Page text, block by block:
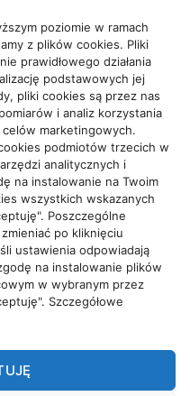
poziomie w ramach
z plików cookies. Pliki
prawidłowego działania
podstawowych jej
pliki cookies są przez nas
i analiz korzystania
marketingowych.
podmiotów trzecich w
analitycznych i
na instalowanie na Twoim
wszystkich wskazanych
Poszczególne
po kliknięciu
ustawienia odpowiadają
na instalowanie plików
w wybranym przez
Szczegółowe
metody
stanowi istotne
z rozwijaniem